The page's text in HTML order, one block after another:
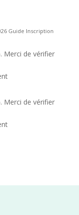
Guide Inscription
Merci de vérifier
Merci de vérifier